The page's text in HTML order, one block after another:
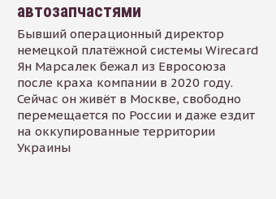
автозапчастями
Бывший операционный директор
немецкой платёжной системы Wirecard
Ян Марсалек бежал из Евросоюза
после краха компании в 2020 году.
Сейчас он живёт в Москве, свободно
перемещается по России и даже ездит
на оккупированные территории
Украины